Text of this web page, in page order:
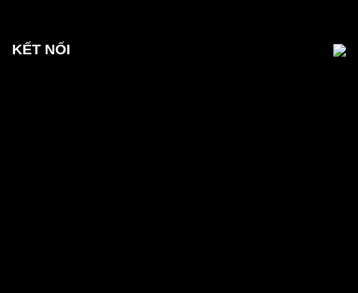
KẾT NỐI